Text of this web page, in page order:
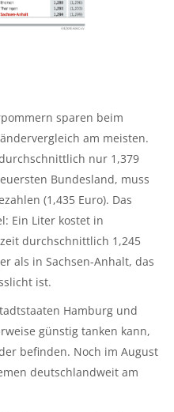
sparen beim
am meisten.
nur 1,379
Bundesland, muss
(1,435 Euro). Das
Ein Liter kostet in
durchschnittlich 1,245
als in Sachsen-Anhalt, das
ist.
Hamburg und
günstig tanken kann,
befinden. Noch im August
deutschlandweit am